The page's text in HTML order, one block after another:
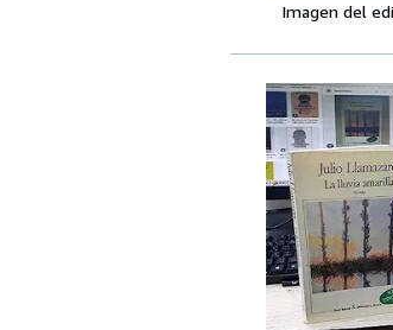
Imagen del